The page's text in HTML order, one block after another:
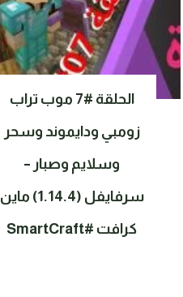
الحلقة #7 موب تراب
زومبي ودايموند وسحر
وسلايم وصبار –
سرفايفل (1.14.4) ماين
كرافت #SmartCraft